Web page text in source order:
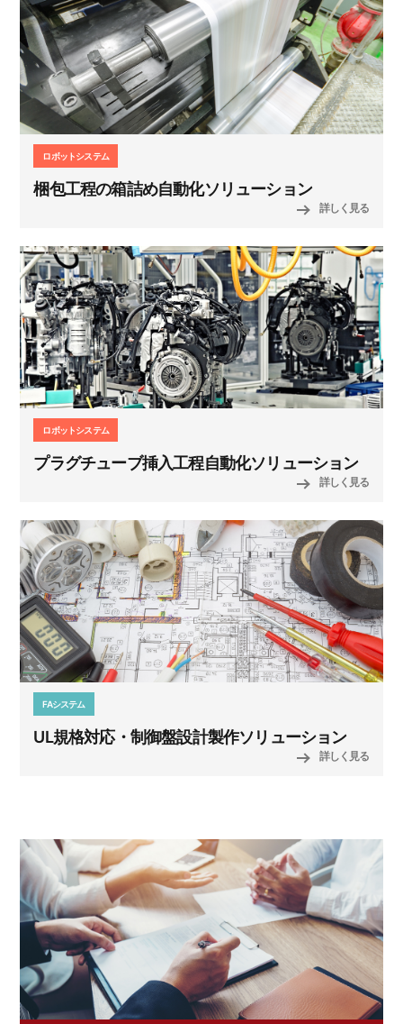
ロボットシステム
梱包工程の箱詰め自動化ソリューション
詳しく見る
ロボットシステム
プラグチューブ挿入工程自動化ソリューション
詳しく見る
FAシステム
UL規格対応・制御盤設計製作ソリューション
詳しく見る